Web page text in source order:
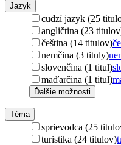
Jazyk
cudzí jazyk (25
angličtina (23
čeština (14 titulov)
nemčina (3 tituly)
slovenčina (1 titul)
maďarčina (1 titul)
Ďalšie možnosti
Téma
sprievodca (25
turistika (24 titulov)